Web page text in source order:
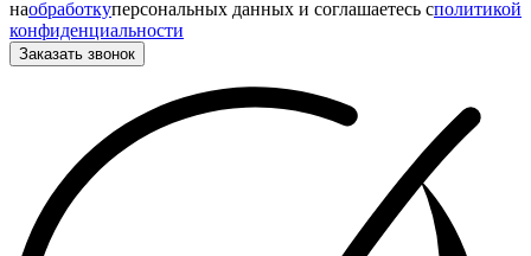
наобработкуперсональных данных и соглашаетесь cполитикой
конфиденциальности
Заказать звонок